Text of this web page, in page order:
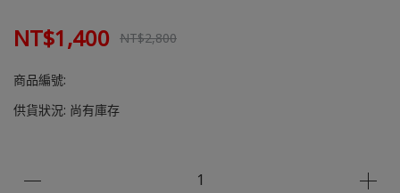
NT$1,400 NT$2,800
商品編號:
供貨狀況: 尚有庫存